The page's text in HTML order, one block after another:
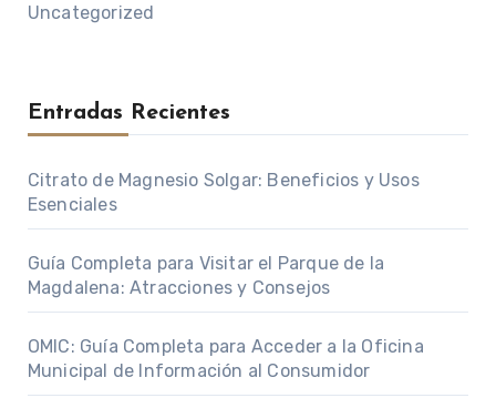
Uncategorized
Entradas Recientes
Citrato de Magnesio Solgar: Beneficios y Usos
Esenciales
Guía Completa para Visitar el Parque de la
Magdalena: Atracciones y Consejos
OMIC: Guía Completa para Acceder a la Oficina
Municipal de Información al Consumidor